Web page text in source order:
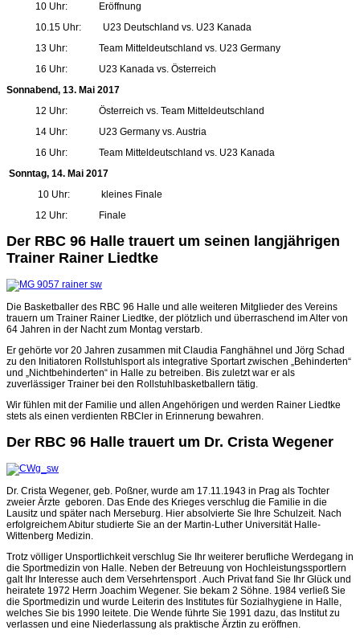
10 Uhr: Eröffnung
10.15 Uhr: U23 Deutschland vs. U23 Kanada
13 Uhr: Team Mitteldeutschland vs. U23 Germany
16 Uhr: U23 Kanada vs. Österreich
Sonnabend, 13. Mai 2017
12 Uhr: Österreich vs. Team Mitteldeutschland
14 Uhr: U23 Germany vs. Austria
16 Uhr: Team Mitteldeutschland vs. U23 Kanada
Sonntag, 14. Mai 2017
10 Uhr: kleines Finale
12 Uhr: Finale
Der RBC 96 Halle trauert um seinen langjährigen
Trainer Rainer Liedtke
Die Basketballer des RBC 96 Halle und alle weiteren Mitglieder des Vereins
trauern um Trainer Rainer Liedtke, der plötzlich und überraschend im Alter von
64 Jahren in der Nacht zum Montag verstarb.
Er gehörte vor 20 Jahren zusammen mit Claudia Fanghähnel und Jörg Schad
zu den Initiatoren Rollstuhlsport als integrative Sportart zwischen „Behinderten“
und „Nichtbehinderten“ in Halle zu betreiben. Bis zuletzt war er als
zuverlässiger Trainer bei den Rollstuhlbasketballern tätig.
Wir fühlen mit der Familie und allen Angehörigen und werden Rainer Liedtke
stets als einen verdienten RBCler in Erinnerung bewahren.
Der RBC 96 Halle trauert um Dr. Crista Wegener
Dr. Crista Wegener, geb. Poßner, wurde am 17.11.1943 in Prag als Tochter
zweier Ärzte geboren. Das Ende des Krieges verschlug die Familie in die
Lausitz und später nach Merseburg. Hier absolvierte Sie Ihre Schulzeit. Nach
erfolgreichem Abitur studierte Sie an der Martin-Luther Universität Halle-
Wittenberg Medizin.
Trotz völliger Unsportlichkeit verschlug Sie Ihr weiterer berufliche Werdegang in
die Sportmedizin von Halle. Neben der Betreuung von Hochleistungssportlern
galt Ihr Interesse auch dem Versehrtensport . Auch Privat fand Sie Ihr Glück und
heiratete 1972 Herrn Joachim Wegener. Sie bekam 2 Söhne. 1984 verließ Sie
die Sportmedizin und wurde Leiterin des Institutes für Sozialhygiene in Halle,
welches Sie bis 1990 leitete. Die Wende führte Sie 1991 dazu, das Institut zu
verlassen und eine Niederlassung als praktische Ärztin zu eröffnen.